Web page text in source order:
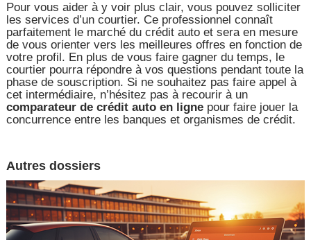
Pour vous aider à y voir plus clair, vous pouvez solliciter
les services d’un courtier. Ce professionnel connaît
parfaitement le marché du crédit auto et sera en mesure
de vous orienter vers les meilleures offres en fonction de
votre profil. En plus de vous faire gagner du temps, le
courtier pourra répondre à vos questions pendant toute la
phase de souscription. Si ne souhaitez pas faire appel à
cet intermédiaire, n’hésitez pas à recourir à un
comparateur de crédit auto en lignepour faire jouer la
concurrence entre les banques et organismes de crédit.
Autres dossiers